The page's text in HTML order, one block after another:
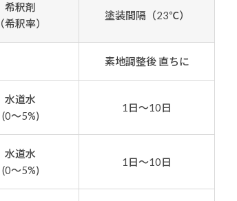
希釈剤
（希釈率）
塗装間隔（23℃）
素地調整後 直ちに
水道水
(0～5%)
1日～10日
水道水
(0～5%)
1日～10日